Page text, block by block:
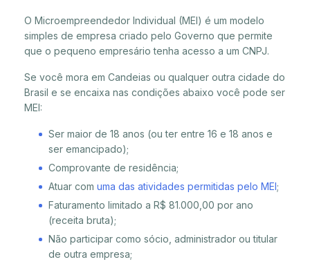
O Microempreendedor Individual (MEI) é um modelo
simples de empresa criado pelo Governo que permite
que o pequeno empresário tenha acesso a um CNPJ.
Se você mora em Candeias ou qualquer outra cidade do
Brasil e se encaixa nas condições abaixo você pode ser
MEI:
Ser maior de 18 anos (ou ter entre 16 e 18 anos e
ser emancipado);
Comprovante de residência;
Atuar com uma das atividades permitidas pelo MEI;
Faturamento limitado a R$ 81.000,00 por ano
(receita bruta);
Não participar como sócio, administrador ou titular
de outra empresa;